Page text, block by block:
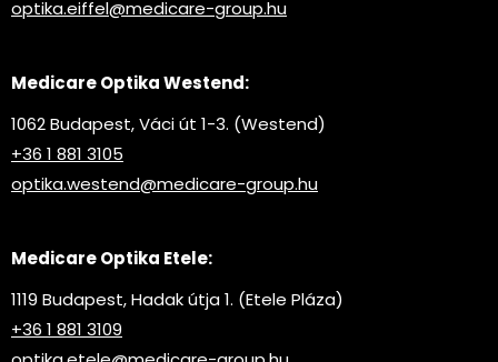
optika.eiffel@medicare-group.hu
Medicare Optika Westend:
1062 Budapest, Váci út 1-3. (Westend)
+36 1 881 3105
optika.westend@medicare-group.hu
Medicare Optika Etele:
1119 Budapest, Hadak útja 1. (Etele Pláza)
+36 1 881 3109